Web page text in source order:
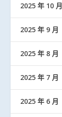
2025 年 10 月
2025 年 9 月
2025 年 8 月
2025 年 7 月
2025 年 6 月